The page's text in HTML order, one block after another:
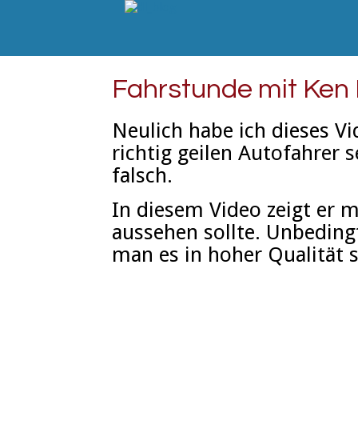
Fahrstunde mit Ken
Neulich habe ich dieses
richtig geilen Autofahrer
falsch.
In diesem Video zeigt er
aussehen sollte.
man es in hoher Qualität